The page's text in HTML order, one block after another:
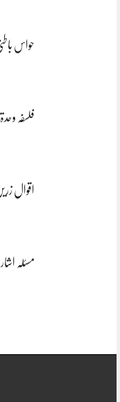
حواس
فلسفہ وحدۃ
اقوال
مسئلہ